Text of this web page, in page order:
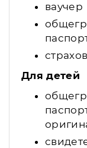
ваучер
Для детей